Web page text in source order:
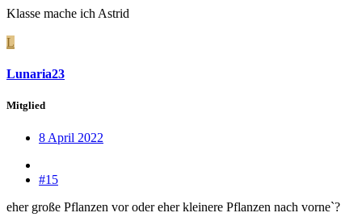
Klasse mache ich Astrid
L
Lunaria23
Mitglied
8 April 2022
#15
eher große Pflanzen vor oder eher kleinere Pflanzen nach vorne`?